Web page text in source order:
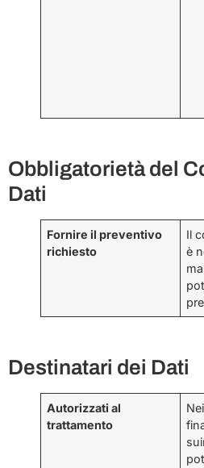
Obbligatorietà del
Dati
Fornire il preventivo
richiesto
Il
è
Destinatari dei Dati
Autorizzati al
trattamento